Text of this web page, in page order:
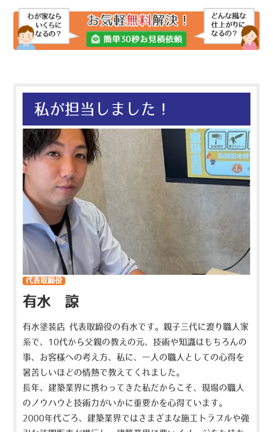
私が担当しました！
代表取締役
有水 諒
有水塗装店 代表取締役の有水です。親子三代に渡り職人家
系で、10代から父親の教えの元、技術や知識はもちろんの
事、お客様への考え方、私に、一人の職人としての心得を
暑苦しいほどの情熱で教えてくれました。
長年、建築業界に携わってきた私だからこそ、現場の職人
のノウハウと技術力がいかに重要かを心得ています。
2000年代ごろ、建築業界ではさまざまな施工トラブルや強